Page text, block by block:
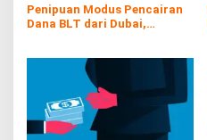
Penipuan Modus Pencairan
Dana BLT dari Dubai,